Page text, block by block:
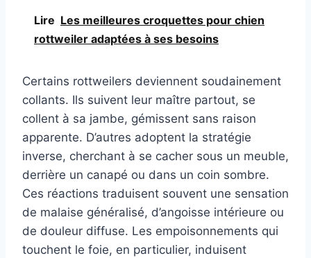
Lire Les meilleures croquettes pour chien
rottweiler adaptées à ses besoins
Certains rottweilers deviennent soudainement
collants. Ils suivent leur maître partout, se
collent à sa jambe, gémissent sans raison
apparente. D’autres adoptent la stratégie
inverse, cherchant à se cacher sous un meuble,
derrière un canapé ou dans un coin sombre.
Ces réactions traduisent souvent une sensation
de malaise généralisé, d’angoisse intérieure ou
de douleur diffuse. Les empoisonnements qui
touchent le foie, en particulier, induisent